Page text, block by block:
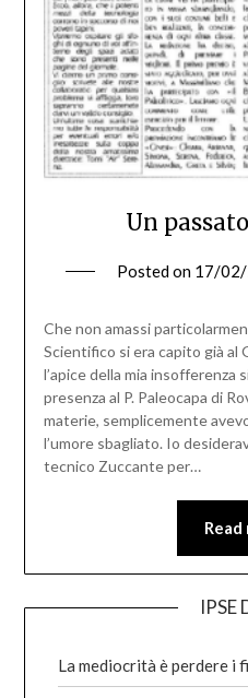
Un
Posted on 17/
Che non amassi
Scientifico si era capito già al
l’apice della mia insofferenza
presenza al P. Paleocapa di
materie, semplicemente
l’umore sbagliato. Io
tecnico Zuccante per…
Read
IPSE
La mediocrità è perdere i